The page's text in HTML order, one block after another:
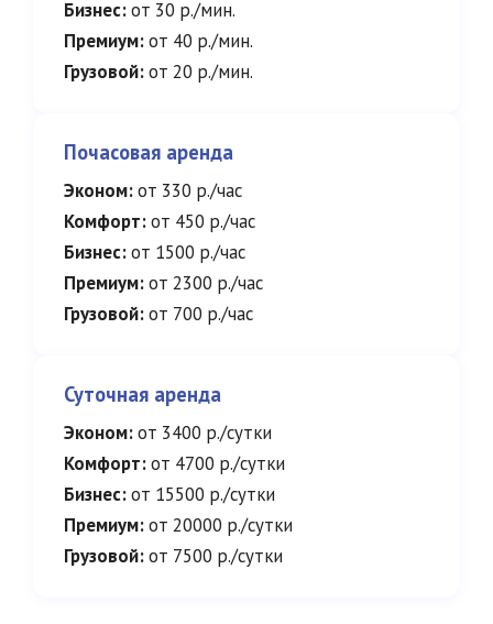
Бизнес:от 30 р./мин.
Премиум:от 40 р./мин.
Грузовой:от 20 р./мин.
Почасовая аренда
Эконом:от 330 р./час
Комфорт:от 450 р./час
Бизнес:от 1500 р./час
Премиум:от 2300 р./час
Грузовой:от 700 р./час
Суточная аренда
Эконом:от 3400 р./сутки
Комфорт:от 4700 р./сутки
Бизнес:от 15500 р./сутки
Премиум:от 20000 р./сутки
Грузовой:от 7500 р./сутки